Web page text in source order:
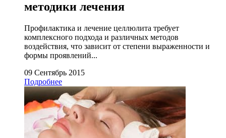
методики лечения
Профилактика и лечение целлюлита требует
комплексного подхода и различных методов
воздействия, что зависит от степени выраженности и
формы проявлений...
09 Сентябрь 2015
Подробнее